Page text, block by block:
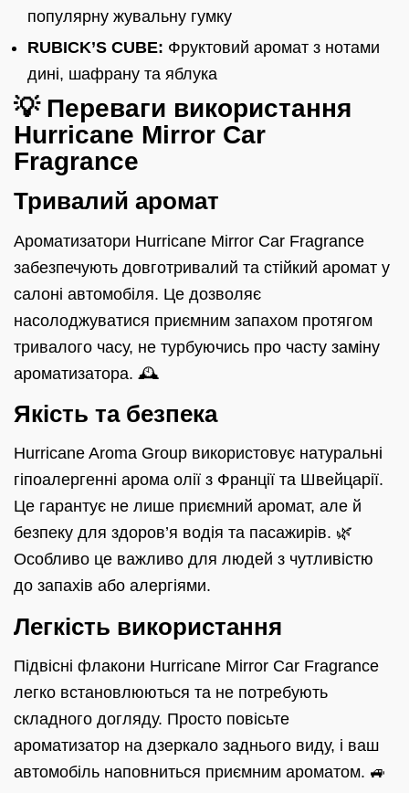
популярну жувальну гумку
RUBICK’S CUBE: Фруктовий аромат з нотами
дині, шафрану та яблука
💡 Переваги використання
Hurricane Mirror Car
Fragrance
Тривалий аромат
Ароматизатори Hurricane Mirror Car Fragrance
забезпечують довготривалий та стійкий аромат у
салоні автомобіля. Це дозволяє
насолоджуватися приємним запахом протягом
тривалого часу, не турбуючись про часту заміну
ароматизатора. 🕰️
Якість та безпека
Hurricane Aroma Group використовує натуральні
гіпоалергенні арома олії з Франції та Швейцарії.
Це гарантує не лише приємний аромат, але й
безпеку для здоров’я водія та пасажирів. 🌿
Особливо це важливо для людей з чутливістю
до запахів або алергіями.
Легкість використання
Підвісні флакони Hurricane Mirror Car Fragrance
легко встановлюються та не потребують
складного догляду. Просто повісьте
ароматизатор на дзеркало заднього виду, і ваш
автомобіль наповниться приємним ароматом. 🚙